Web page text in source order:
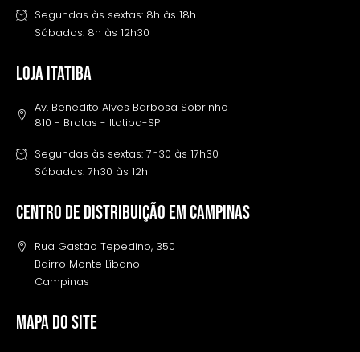
Segundas às sextas: 8h às 18h
Sábados: 8h às 12h30
LOJA ITATIBA
Av. Benedito Alves Barbosa Sobrinho
810 - Brotas - Itatiba-SP
Segundas às sextas: 7h30 às 17h30
Sábados: 7h30 às 12h
Centro de distribuição em campinas
Rua Gastão Tepedino, 350
Bairro Monte Líbano
Campinas
MAPA DO SITE